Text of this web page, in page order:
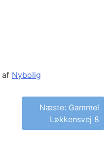
af Nybolig
Næste: Gammel
Løkkensvej 8